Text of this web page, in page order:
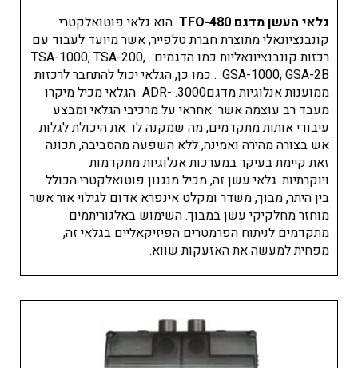
גלאי העשן מדגם 480-TFO
הוא גלאי פוטואלקטרי
קונבנציונאלי מתוצרת חברת טלפייר, אשר מיועד לעבוד עם
רכזות קונבנציונאליות כמו הדגמים: TSA-1000, TSA-200,
GSA-1000, GSA-2B. . כמו כן, הגלאי יכול להתחבר לרכזות
ממוענות אנלוגיות מדגםADR- .3000 הגלאי מכיל מיקרו
מעבד רב עוצמה אשר אחראי על מרכיבי הגלאי ומבצע
עיבודי אותות מתקדמים, מה שמקנה לו את היכולת לגלות
אש בצורה מהירה ואמינה, ללא השפעה מהסביבה, תכונה
זאת קיימת בעיקר במערכות אנלוגיות מתקדמות
ויוקרתיות. גלאי עשן זה, מכיל מנגנון פוטואלקטרי הכולל
בין היתר, מבוך, משדר ומקלט אינפרא אדום לגילוי אור אשר
מוחזר מחלקיקי עשן במבוך. השימוש באלגוריתמים
מתקדמים לניתוח הפרמטרים הפיזיקאליים בגלאי זה,
מפחית למעשה את האזעקות שווא.